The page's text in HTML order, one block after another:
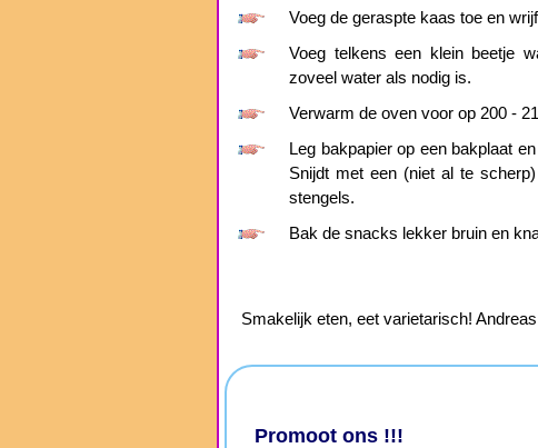
Voeg de geraspte kaas toe en
Voeg telkens een klein beetje
zoveel water als nodig is.
Verwarm de oven voor op 200 -
Leg bakpapier op een bakplaat
Snijdt met een (niet al te
stengels.
Bak de snacks lekker bruin en
Smakelijk eten, eet varietarisch!
Promoot ons !!!